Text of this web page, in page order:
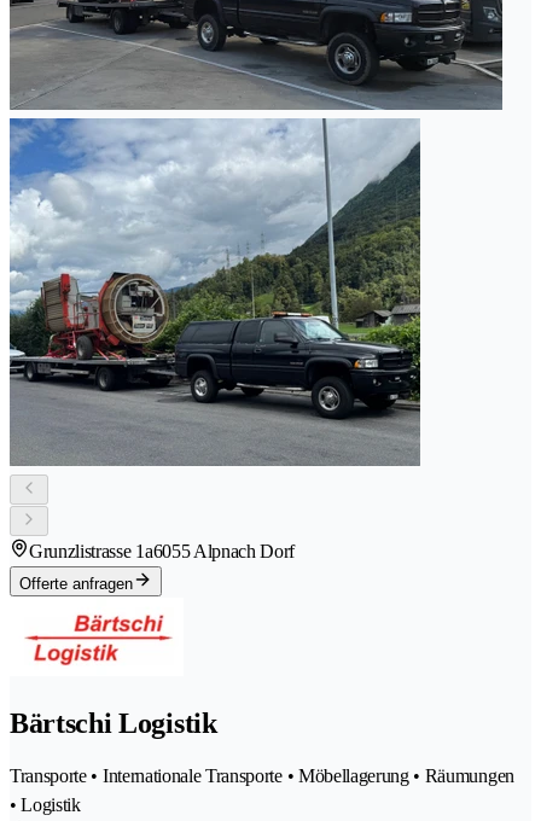
Grunzlistrasse 1a6055 Alpnach Dorf
Offerte anfragen
Bärtschi Logistik
Transporte • Internationale Transporte • Möbellagerung • Räumungen
• Logistik